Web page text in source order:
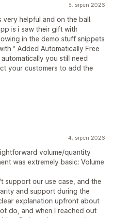
5. srpen 2026
helpful and on the ball.
is i saw their gift with
in the demo stuff snippets
" Added Automatically Free
you still need
your customers to add the
4. srpen 2026
volume/quantity
was extremely basic: Volume
support our use case, and the
and support during the
explanation upfront about
do, and when I reached out